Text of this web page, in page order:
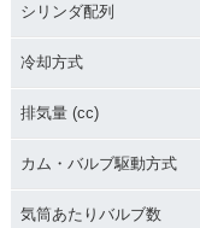
V50・追加
シリンダ配列
冷却方式
排気量 (cc)
カム・バルブ駆動方式
気筒あたりバルブ数